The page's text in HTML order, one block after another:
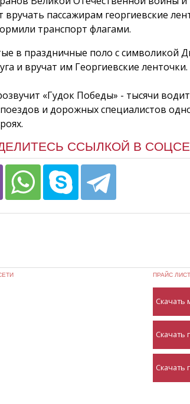
пассажирам георгиевские
транспорт флагами.
в праздничные поло с символикой
и вручат им Георгиевские ленточки.
«Гудок Победы» - тысячи
и дорожных специалистов
ССЫЛКОЙ В
ПРАЙС ЛИСТ
Скачать
Скачать
Скачать